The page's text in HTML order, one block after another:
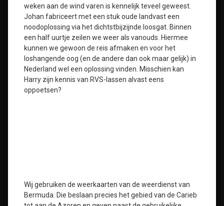
weken aan de wind varen is kennelijk teveel geweest.
Johan fabriceert met een stuk oude landvast een
noodoplossing via het dichtstbijzijnde loosgat. Binnen
een half uurtje zeilen we weer als vanouds. Hiermee
kunnen we gewoon de reis afmaken en voor het
loshangende oog (en de andere dan ook maar gelijk) in
Nederland wel een oplossing vinden. Misschien kan
Harry zijn kennis van RVS-lassen alvast eens
oppoetsen?
Wij gebruiken de weerkaarten van de weerdienst van
Bermuda. Die beslaan precies het gebied van de Carieb